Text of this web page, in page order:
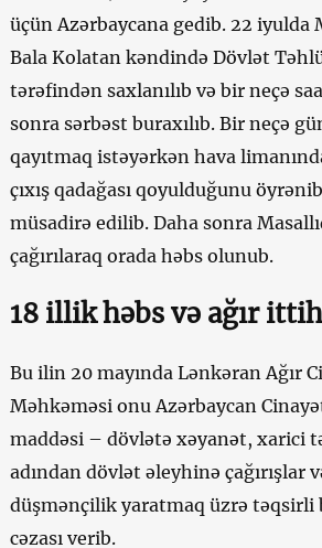
üçün Azərbaycana gedib. 22 iyulda
Bala Kolatan kəndində Dövlət
tərəfindən saxlanılıb və bir neçə
sonra sərbəst buraxılıb. Bir neçə
qayıtmaq istəyərkən hava
çıxış qadağası qoyulduğunu
müsadirə edilib. Daha sonra
çağırılaraq orada həbs olunub.
18 illik həbs və ağır
Bu ilin 20 mayında Lənkəran Ağır
Məhkəməsi onu Azərbaycan
maddəsi – dövlətə xəyanət, xarici
adından dövlət əleyhinə çağırışlar
düşmənçilik yaratmaq üzrə təqsirli
cəzası verib.